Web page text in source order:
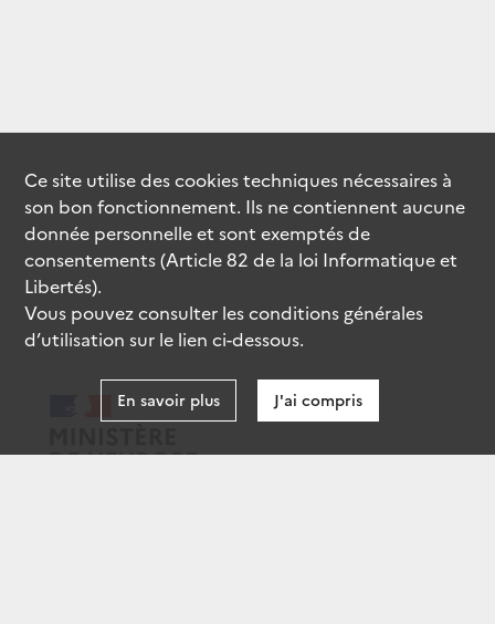
Ce site utilise descookiestechniques nécessaires à
son bon fonctionnement. Ils ne contiennent aucune
donnée personnelle et sont exemptés de
consentements (Article 82 de la loi Informatique et
Libertés).
Vous pouvez consulter les conditions générales
d’utilisation sur le lien ci-dessous.
En savoir plus J'ai compris